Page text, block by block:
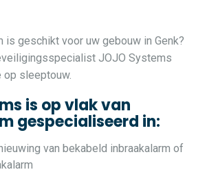
is geschikt voor uw gebouw in Genk?
JOJO Systems
op sleeptouw.
is op vlak van
gespecialiseerd in:
van bekabeld inbraakalarm of